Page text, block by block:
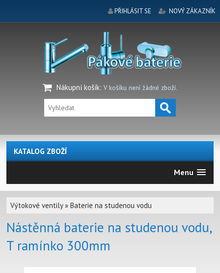
PŘIHLÁSIT SE NOVÝ ZÁKAZNÍK
Nákupní košík: V košíku není žádné zboží.
KATALOG ZBOŽÍ
Menu
Výtokové ventily»Baterie na studenou vodu
Nástěnná baterie na studenou vodu,
T ramínko 300mm